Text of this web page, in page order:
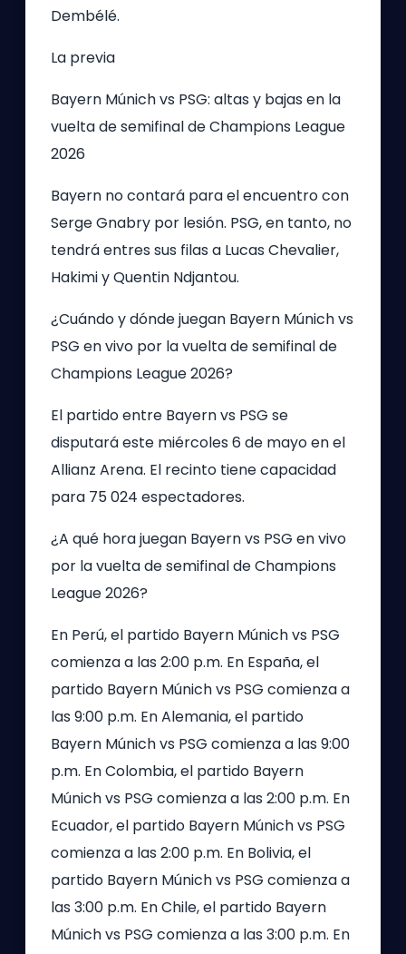
Dembélé.
La previa
Bayern Múnich vs PSG: altas y bajas en la
vuelta de semifinal de Champions League
2026
Bayern no contará para el encuentro con
Serge Gnabry por lesión. PSG, en tanto, no
tendrá entres sus filas a Lucas Chevalier,
Hakimi y Quentin Ndjantou.
¿Cuándo y dónde juegan Bayern Múnich vs
PSG en vivo por la vuelta de semifinal de
Champions League 2026?
El partido entre Bayern vs PSG se
disputará este miércoles 6 de mayo en el
Allianz Arena. El recinto tiene capacidad
para 75 024 espectadores.
¿A qué hora juegan Bayern vs PSG en vivo
por la vuelta de semifinal de Champions
League 2026?
En Perú, el partido Bayern Múnich vs PSG
comienza a las 2:00 p.m. En España, el
partido Bayern Múnich vs PSG comienza a
las 9:00 p.m. En Alemania, el partido
Bayern Múnich vs PSG comienza a las 9:00
p.m. En Colombia, el partido Bayern
Múnich vs PSG comienza a las 2:00 p.m. En
Ecuador, el partido Bayern Múnich vs PSG
comienza a las 2:00 p.m. En Bolivia, el
partido Bayern Múnich vs PSG comienza a
las 3:00 p.m. En Chile, el partido Bayern
Múnich vs PSG comienza a las 3:00 p.m. En